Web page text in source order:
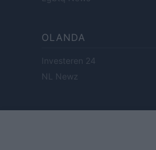
OLANDA
Investeren 24
NL Newz